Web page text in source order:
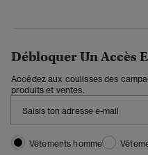
Débloquer Un Accès
Accédez aux coulisses des
produits et ventes.
Vêtements homme